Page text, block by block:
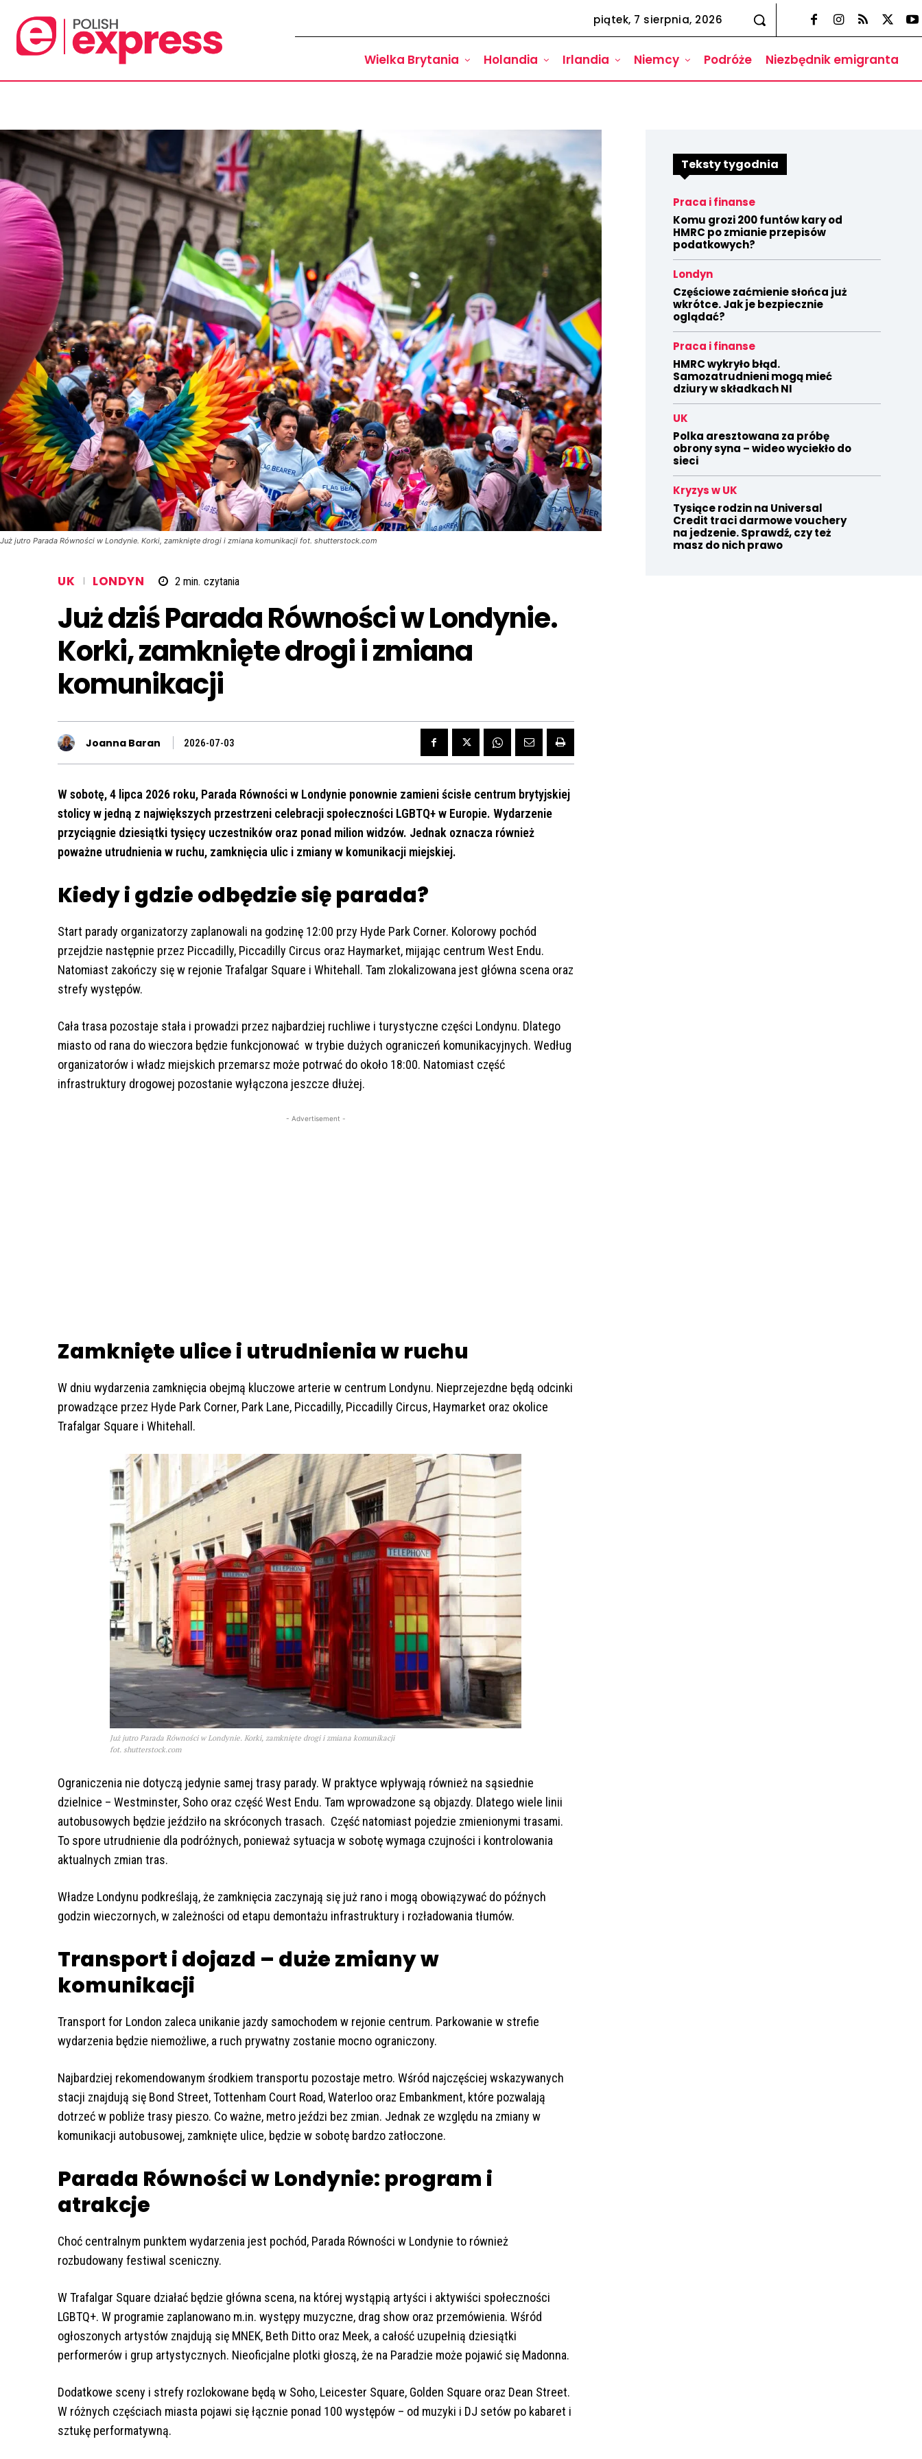
piątek, 7 sierpnia, 2026
Wielka Brytania Holandia Irlandia Niemcy Podróże Niezbędnik emigranta
Już jutro Parada Równości w Londynie. Korki, zamknięte drogi i zmiana komunikacji fot. shutterstock.com
UK LONDYN 2 min. czytania
Już dziś Parada Równości w Londynie.
Korki, zamknięte drogi i zmiana
komunikacji
Joanna Baran 2026-07-03
W sobotę, 4 lipca 2026 roku, Parada Równości w Londynie ponownie zamieni ścisłe centrum brytyjskiej
stolicy w jedną z największych przestrzeni celebracji społeczności LGBTQ+ w Europie. Wydarzenie
przyciągnie dziesiątki tysięcy uczestników oraz ponad milion widzów. Jednak oznacza również
poważne utrudnienia w ruchu, zamknięcia ulic i zmiany w komunikacji miejskiej.
Kiedy i gdzie odbędzie się parada?
Start parady organizatorzy zaplanowali na godzinę 12:00 przy Hyde Park Corner. Kolorowy pochód
przejdzie następnie przez Piccadilly, Piccadilly Circus oraz Haymarket, mijając centrum West Endu.
Natomiast zakończy się w rejonie Trafalgar Square i Whitehall. Tam zlokalizowana jest główna scena oraz
strefy występów.
Cała trasa pozostaje stała i prowadzi przez najbardziej ruchliwe i turystyczne części Londynu. Dlatego
miasto od rana do wieczora będzie funkcjonować w trybie dużych ograniczeń komunikacyjnych. Według
organizatorów i władz miejskich przemarsz może potrwać do około 18:00. Natomiast część
infrastruktury drogowej pozostanie wyłączona jeszcze dłużej.
- Advertisement -
Zamknięte ulice i utrudnienia w ruchu
W dniu wydarzenia zamknięcia obejmą kluczowe arterie w centrum Londynu. Nieprzejezdne będą odcinki
prowadzące przez Hyde Park Corner, Park Lane, Piccadilly, Piccadilly Circus, Haymarket oraz okolice
Trafalgar Square i Whitehall.
Już jutro Parada Równości w Londynie. Korki, zamknięte drogi i zmiana komunikacji
fot. shutterstock.com
Ograniczenia nie dotyczą jedynie samej trasy parady. W praktyce wpływają również na sąsiednie
dzielnice – Westminster, Soho oraz część West Endu. Tam wprowadzone są objazdy. Dlatego wiele linii
autobusowych będzie jeździło na skróconych trasach. Część natomiast pojedzie zmienionymi trasami.
To spore utrudnienie dla podróżnych, ponieważ sytuacja w sobotę wymaga czujności i kontrolowania
aktualnych zmian tras.
Władze Londynu podkreślają, że zamknięcia zaczynają się już rano i mogą obowiązywać do późnych
godzin wieczornych, w zależności od etapu demontażu infrastruktury i rozładowania tłumów.
Transport i dojazd – duże zmiany w
komunikacji
Transport for London zaleca unikanie jazdy samochodem w rejonie centrum. Parkowanie w strefie
wydarzenia będzie niemożliwe, a ruch prywatny zostanie mocno ograniczony.
Najbardziej rekomendowanym środkiem transportu pozostaje metro. Wśród najczęściej wskazywanych
stacji znajdują się Bond Street, Tottenham Court Road, Waterloo oraz Embankment, które pozwalają
dotrzeć w pobliże trasy pieszo. Co ważne, metro jeździ bez zmian. Jednak ze względu na zmiany w
komunikacji autobusowej, zamknięte ulice, będzie w sobotę bardzo zatłoczone.
Parada Równości w Londynie: program i
atrakcje
Choć centralnym punktem wydarzenia jest pochód, Parada Równości w Londynie to również
rozbudowany festiwal sceniczny.
W Trafalgar Square działać będzie główna scena, na której wystąpią artyści i aktywiści społeczności
LGBTQ+. W programie zaplanowano m.in. występy muzyczne, drag show oraz przemówienia. Wśród
ogłoszonych artystów znajdują się MNEK, Beth Ditto oraz Meek, a całość uzupełnią dziesiątki
performerów i grup artystycznych. Nieoficjalne plotki głoszą, że na Paradzie może pojawić się Madonna.
Dodatkowe sceny i strefy rozlokowane będą w Soho, Leicester Square, Golden Square oraz Dean Street.
W różnych częściach miasta pojawi się łącznie ponad 100 występów – od muzyki i DJ setów po kabaret i
sztukę performatywną.
Teksty tygodnia
Praca i finanse
Komu grozi 200 funtów kary od
HMRC po zmianie przepisów
podatkowych?
Londyn
Częściowe zaćmienie słońca już
wkrótce. Jak je bezpiecznie
oglądać?
Praca i finanse
HMRC wykryło błąd.
Samozatrudnieni mogą mieć
dziury w składkach NI
UK
Polka aresztowana za próbę
obrony syna – wideo wyciekło do
sieci
Kryzys w UK
Tysiące rodzin na Universal
Credit traci darmowe vouchery
na jedzenie. Sprawdź, czy też
masz do nich prawo